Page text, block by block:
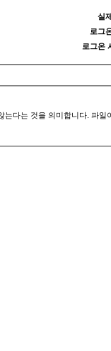
실
로그
로그온
다는 것을 의미합니다. 파